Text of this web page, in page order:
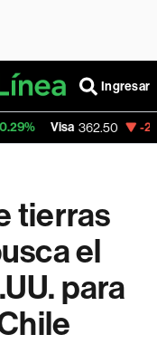
Ingresar
362.50 -2.15%
tierras
el
para